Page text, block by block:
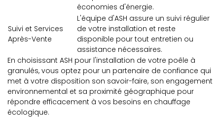
économies d'énergie.
Suivi et Services
Après-Vente
L'équipe d'ASH assure un suivi régulier
de votre installation et reste
disponible pour tout entretien ou
assistance nécessaires.
En choisissant ASH pour l'installation de votre poêle à
granulés, vous optez pour un partenaire de confiance qui
met à votre disposition son savoir-faire, son engagement
environnemental et sa proximité géographique pour
répondre efficacement à vos besoins en chauffage
écologique.